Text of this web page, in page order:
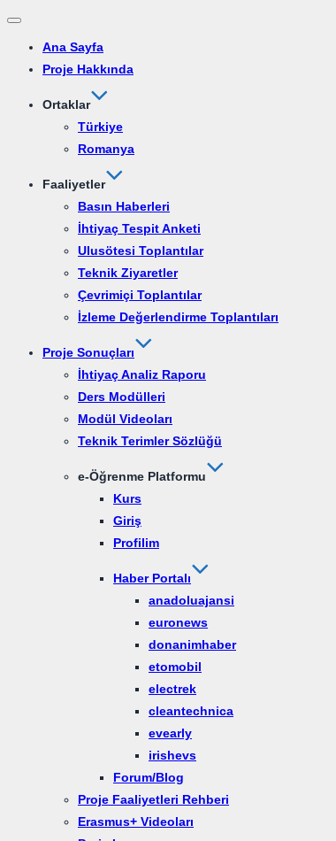
aç/kapatAna Sayfa
Proje Hakkında
Ortaklar
Türkiye
Romanya
Faaliyetler
Basın Haberleri
İhtiyaç Tespit Anketi
Ulusötesi Toplantılar
Teknik Ziyaretler
Çevrimiçi Toplantılar
İzleme Değerlendirme Toplantıları
Proje Sonuçları
İhtiyaç Analiz Raporu
Ders Modülleri
Modül Videoları
Teknik Terimler Sözlüğü
e-Öğrenme Platformu
Kurs
Giriş
Profilim
Haber Portalı
anadoluajansi
euronews
donanimhaber
etomobil
electrek
cleantechnica
evearly
irishevs
Forum/Blog
Proje Faaliyetleri Rehberi
Erasmus+ Videoları